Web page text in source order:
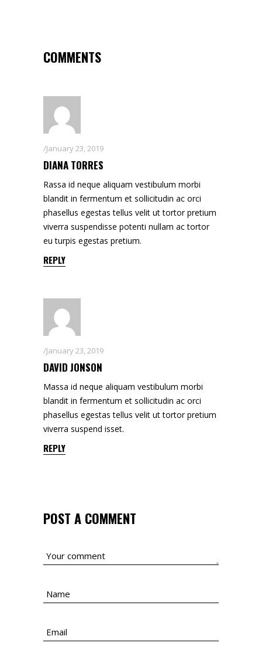
COMMENTS
January 23, 2019
DIANA TORRES
Rassa id neque aliquam vestibulum morbi
blandit in fermentum et sollicitudin ac orci
phasellus egestas tellus velit ut tortor pretium
viverra suspendisse potenti nullam ac tortor
eu turpis egestas pretium.
REPLY
January 23, 2019
DAVID JONSON
Massa id neque aliquam vestibulum morbi
blandit in fermentum et sollicitudin ac orci
phasellus egestas tellus velit ut tortor pretium
viverra suspend isset.
REPLY
POST A COMMENT